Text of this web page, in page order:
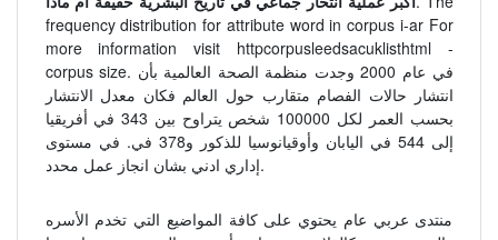
frequency distribution for attribute word in corpus i-ar For
more information visit httpcorpusleedsacuklisthtml -
corpus size. في عام 2000 وجدت منظمة الصحة العالمية بأن
انتشار حالات الفصام متقارب حول العالم فكان معدل الانتشار
بحسب العمر لكل 100000 شخص يتراوح بين 343 في أفريقيا
إلى 544 في اليابان وأوقيانوسيا للذكور و378 في. في مستوى
إداري ادني بشان انجاز عمل محدد.
منتدى عربي عام يحتوي على كافة المواضيع التي تخدم الأسره